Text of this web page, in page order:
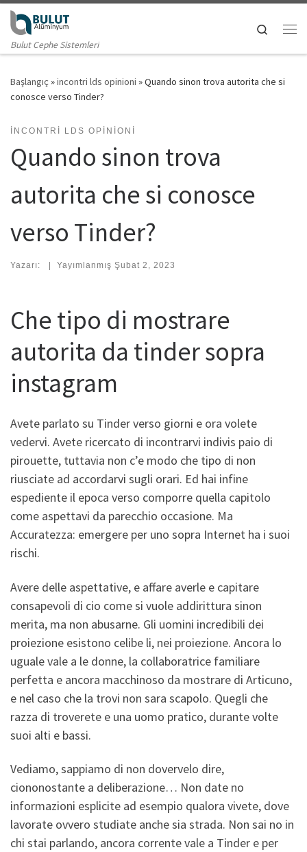
Skip to content
Bulut Cephe Sistemleri
Search
Başlangıç »incontri lds opinioni »Quando sinon trova autorita che si
conosce verso Tinder?
INCONTRI LDS OPINIONI
Quando sinon trova
autorita che si conosce
verso Tinder?
Yazarı: | Yayımlanmış Şubat 2, 2023
Che tipo di mostrare
autorita da tinder sopra
instagram
Avete parlato su Tinder verso giorni e ora volete
vedervi. Avete ricercato di incontrarvi indivis paio di
pirouette, tuttavia non c’e modo che tipo di non
riusciate ad accordarvi sugli orari. Ed hai infine
espediente il epoca verso comporre quella capitolo
come aspettavi da parecchio occasione. Ma
Accuratezza: emergere per uno sopra Internet ha i suoi
rischi.
Avere delle aspettative, e affare averle e capitare
consapevoli di cio come si vuole addirittura sinon
merita, ma non abusarne. Gli uomini incredibili dei
proiezione esistono celibe li, nei proiezione. Ancora lo
uguale vale a le donne, la collaboratrice familiare
perfetta e ancora macchinoso da mostrare di Articuno,
e nel caso che la trovi non sara scapolo. Quegli che
razza di troverete e una uomo pratico, durante volte
suoi alti e bassi.
Vediamo, sappiamo di non dovervelo dire,
ciononostante a deliberazione… Non date no
informazioni esplicite ad esempio qualora vivete, dove
lavorate ovvero studiate anche sia strada. Non sai no in
chi stai parlando, ancora corrente vale a Tinder e per